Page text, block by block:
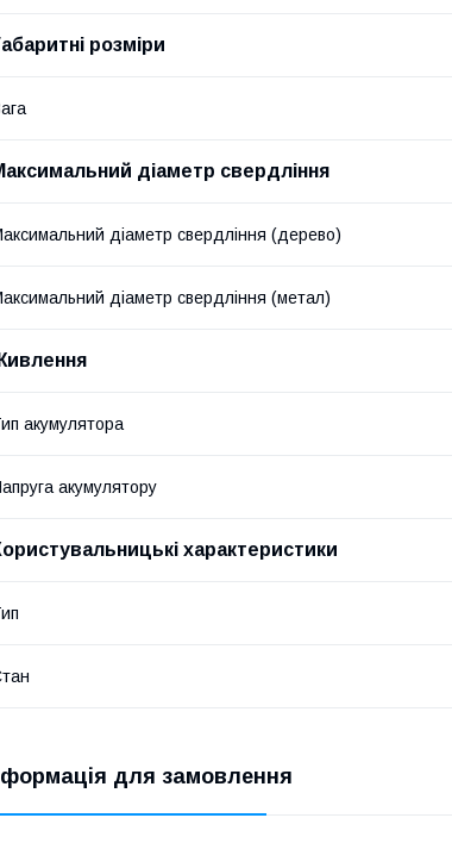
розміри
діаметр свердління
діаметр свердління (дерево)
діаметр свердління (метал)
акумулятора
акумулятору
характеристики
для замовлення